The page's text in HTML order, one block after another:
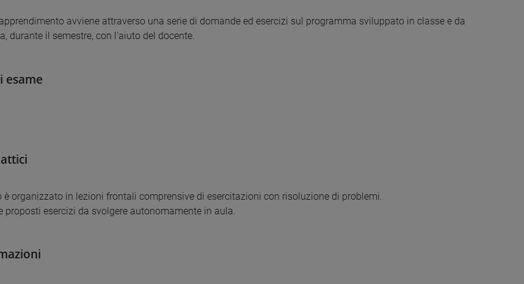
avviene attraverso una serie di domande ed esercizi sul programma sviluppato in classe e da
durante il semestre, con l'aiuto del docente.
esame
è organizzato in lezioni frontali comprensive di esercitazioni con risoluzione di problemi.
proposti esercizi da svolgere autonomamente in aula.